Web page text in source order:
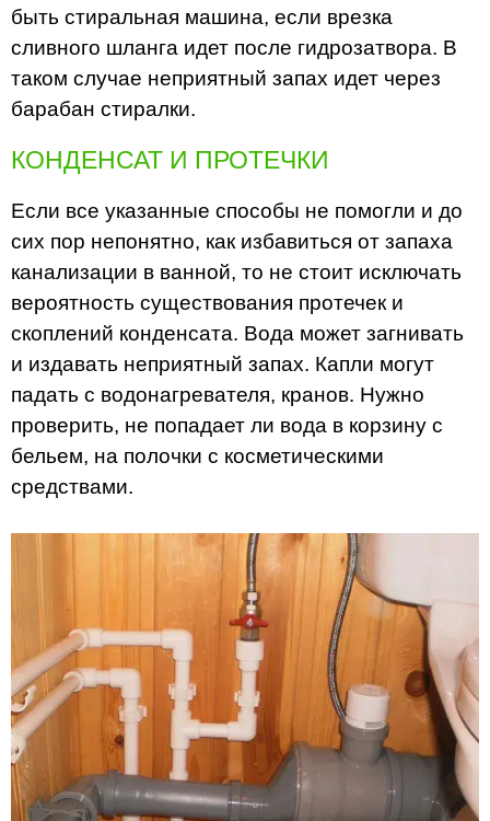
быть стиральная машина, если врезка
сливного шланга идет после гидрозатвора. В
таком случае неприятный запах идет через
барабан стиралки.
КОНДЕНСАТ И ПРОТЕЧКИ
Если все указанные способы не помогли и до
сих пор непонятно, как избавиться от запаха
канализации в ванной, то не стоит исключать
вероятность существования протечек и
скоплений конденсата. Вода может загнивать
и издавать неприятный запах. Капли могут
падать с водонагревателя, кранов. Нужно
проверить, не попадает ли вода в корзину с
бельем, на полочки с косметическими
средствами.